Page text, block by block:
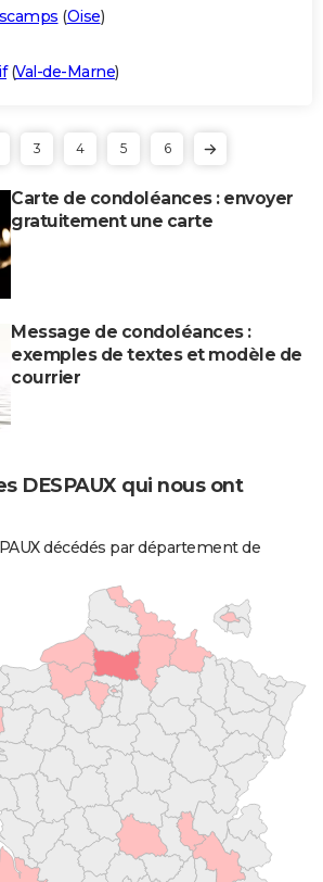
(Oise)
(Val-de-Marne)
3 4 5 6
Carte de condoléances : envoyer
gratuitement une carte
Message de condoléances :
exemples de textes et modèle de
courrier
DESPAUX qui nous ont
décédés par département de